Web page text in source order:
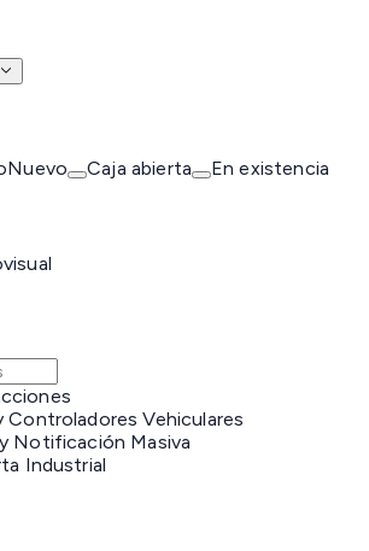
Nuevo Caja abierta En existencia
Controladores Vehiculares
Notificación Masiva
Industrial